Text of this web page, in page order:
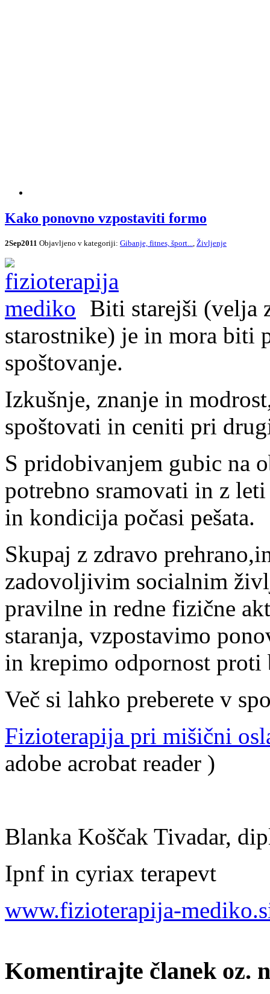
Kako ponovno vzpostaviti formo
2Sep2011 Objavljeno v kategoriji: Gibanje, fitnes, šport..., Življenje
Biti starejši (velja
starostnike) je in mora biti
spoštovanje.
Izkušnje, znanje in
spoštovati in ceniti pri
S pridobivanjem gubic na
potrebno sramovati in z
in kondicija počasi pešata.
Skupaj z zdravo
zadovoljivim socialnim
pravilne in redne fizične
staranja, vzpostavimo
in krepimo odpornost proti
Več si lahko preberete v
Fizioterapija pri mišični
adobe acrobat reader )
Blanka Koščak Tivadar,
Ipnf in cyriax terapevt
www.fizioterapija-
Komentirajte članek oz.